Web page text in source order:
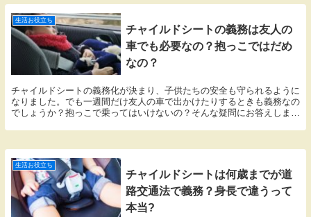
生活お役立ち
チャイルドシートの義務は友人の
車でも必要なの？抱っこではだめ
なの？
チャイルドシートの義務化が決まり、子供たちの安全も守られるように
なりました。でも一週間だけ友人の車で出かけたりするときも義務なの
でしょうか？抱っこで乗ってはいけないの？そんな疑問にお答えしま
生活お役立ち
チャイルドシートは何歳までが道
路交通法で義務？身長で違うって
本当?